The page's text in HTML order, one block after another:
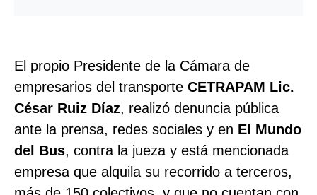
El propio Presidente de la Cámara de
empresarios del transporte CETRAPAM Lic.
César Ruiz Díaz, realizó denuncia pública
ante la prensa, redes sociales y en El Mundo
del Bus, contra la jueza y está mencionada
empresa que alquila su recorrido a terceros,